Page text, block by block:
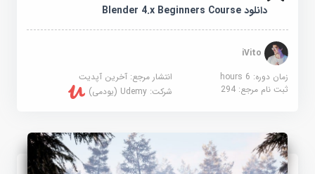
دانلود Blender 4.x Beginners Course
iVito
زمان دوره: 6 hours
انتشار مرجع:آخرین آپدیت
ثبت نام مرجع:294 شرکت:Udemy (یودمی)